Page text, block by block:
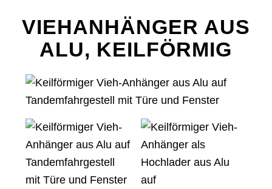
VIEHANHÄNGER AUS
ALU, KEILFÖRMIG